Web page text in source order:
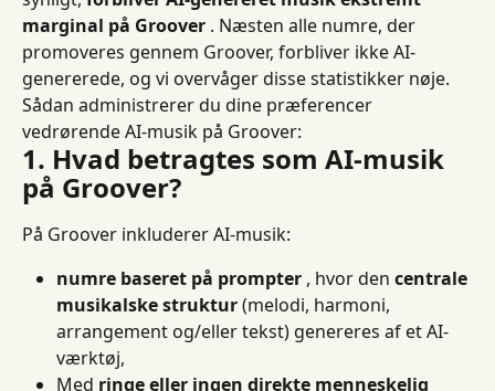
marginal på Groover . Næsten alle numre, der
promoveres gennem Groover, forbliver ikke AI-
genererede, og vi overvåger disse statistikker nøje.
Sådan administrerer du dine præferencer
vedrørende AI-musik på Groover:
1. Hvad betragtes som AI-musik
på Groover?
På Groover inkluderer AI-musik:
numre baseret på prompter , hvor den centrale
musikalske struktur (melodi, harmoni,
arrangement og/eller tekst) genereres af et AI-
værktøj,
Med ringe eller ingen direkte menneskelig